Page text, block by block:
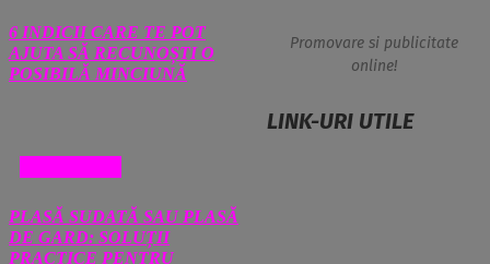
6 INDICII CARE TE POT
AJUTA SĂ RECUNOȘTI O
POSIBILĂ MINCIUNĂ
PLASĂ SUDATĂ SAU PLASĂ
DE GARD: SOLUȚII
PRACTICE PENTRU
Promovare si publicitate
online!
LINK-URI UTILE